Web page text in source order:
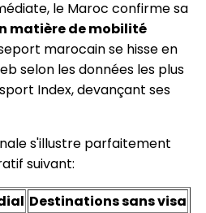
le Maroc confirme sa
matière de mobilité
marocain se hisse en
selon les données les plus
Index, devançant ses
s'illustre parfaitement
suivant:
Destinations sans visa